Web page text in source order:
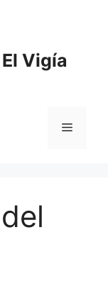
El Vigía
Menú